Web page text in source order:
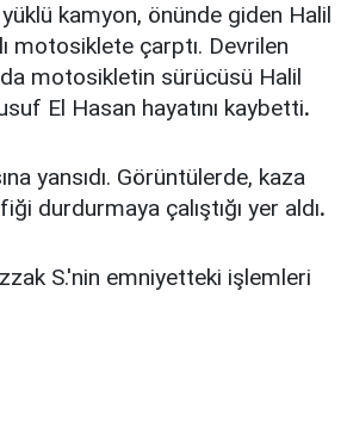
kamyon, önünde giden Halil
motosiklete çarptı. Devrilen
motosikletin sürücüsü Halil
El Hasan hayatını kaybetti.
yansıdı. Görüntülerde, kaza
durdurmaya çalıştığı yer aldı.
S.'nin emniyetteki işlemleri